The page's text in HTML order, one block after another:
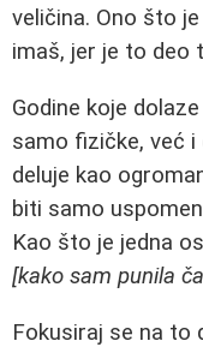
veličina. Ono što
imaš, jer je to deo
Godine koje
samo fizičke, već
deluje kao
biti samo
Kao što je jedna
[kako sam punila
Fokusiraj se na to